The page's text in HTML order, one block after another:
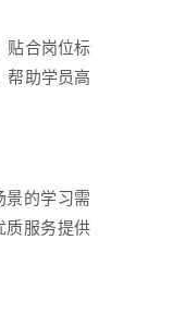
贴合岗位标
帮助学员高
景的学习需
质服务提供